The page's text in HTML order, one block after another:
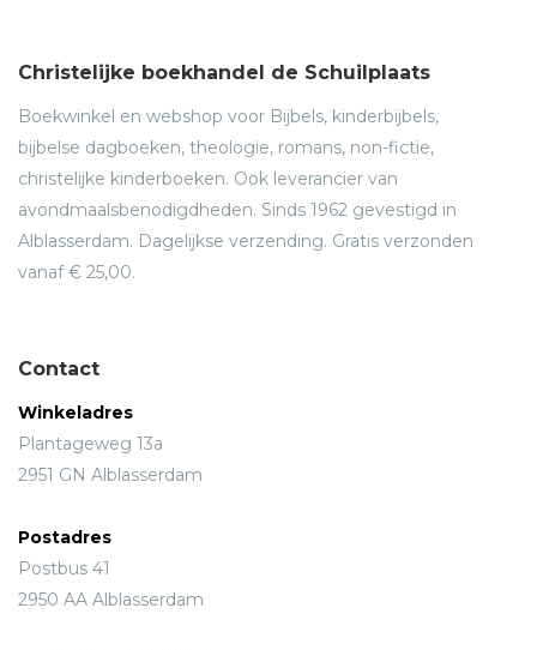
Christelijke boekhandel de Schuilplaats
Boekwinkel en webshop voor Bijbels, kinderbijbels,
bijbelse dagboeken, theologie, romans, non-fictie,
christelijke kinderboeken. Ook leverancier van
avondmaalsbenodigdheden. Sinds 1962 gevestigd in
Alblasserdam. Dagelijkse verzending. Gratis verzonden
vanaf € 25,00.
Contact
Winkeladres
Plantageweg 13a
2951 GN Alblasserdam
Postadres
Postbus 41
2950 AA Alblasserdam